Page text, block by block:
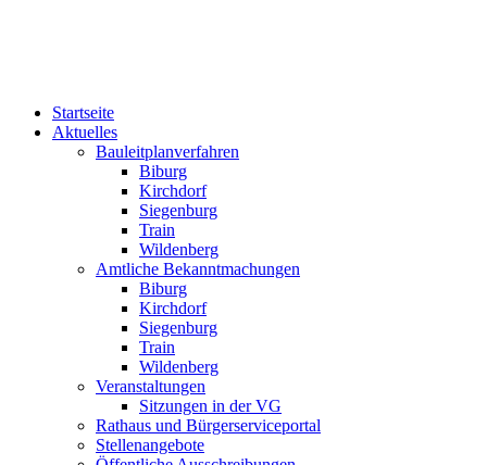
Startseite
Aktuelles
Bauleitplanverfahren
Biburg
Kirchdorf
Siegenburg
Train
Wildenberg
Amtliche Bekanntmachungen
Biburg
Kirchdorf
Siegenburg
Train
Wildenberg
Veranstaltungen
Sitzungen in der VG
Rathaus und Bürgerserviceportal
Stellenangebote